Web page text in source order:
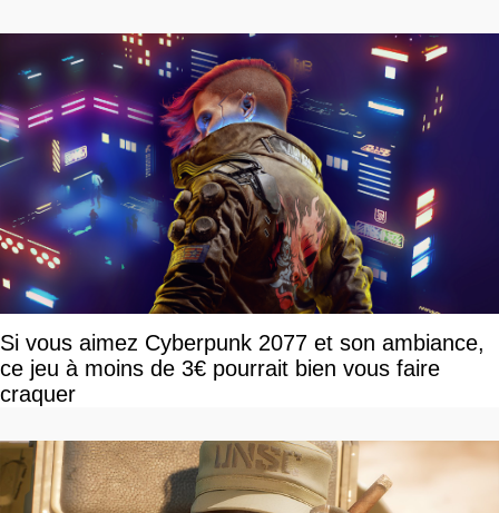
Si vous aimez Cyberpunk 2077 et son ambiance,
ce jeu à moins de 3€ pourrait bien vous faire
craquer